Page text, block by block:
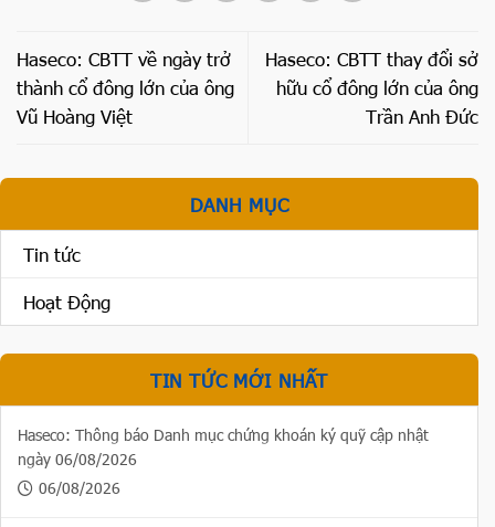
Haseco: CBTT về ngày trở
thành cổ đông lớn của ông
Vũ Hoàng Việt
Haseco: CBTT thay đổi sở
hữu cổ đông lớn của ông
Trần Anh Đức
DANH MỤC
Tin tức
Hoạt Động
TIN TỨC MỚI NHẤT
Haseco: Thông báo Danh mục chứng khoán ký quỹ cập nhật
ngày 06/08/2026
06/08/2026